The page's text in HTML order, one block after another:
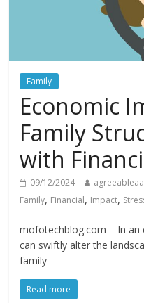
Family
Economic
Family
with
09/12/2024
Family, Financial, Impact,
mofotechblog.com – In
can swiftly alter the
family
Read more